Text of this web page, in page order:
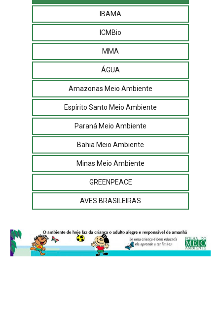
IBAMA
ICMBio
MMA
ÁGUA
Amazonas Meio Ambiente
Espírito Santo Meio Ambiente
Paraná Meio Ambiente
Bahia Meio Ambiente
Minas Meio Ambiente
GREENPEACE
AVES BRASILEIRAS